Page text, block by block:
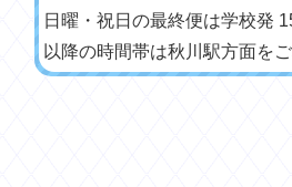
日曜・祝日の最終便は学校発
以降の時間帯は秋川駅方面を